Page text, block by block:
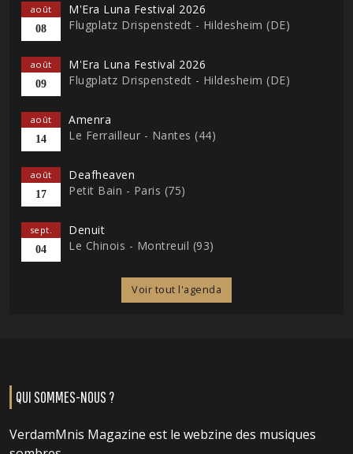
août
08
M'Era Luna Festival 2026
Flugplatz Drispenstedt - Hildesheim (DE)
août
09
M'Era Luna Festival 2026
Flugplatz Drispenstedt - Hildesheim (DE)
août
14
Amenra
Le Ferrailleur - Nantes (44)
août
17
Deafheaven
Petit Bain - Paris (75)
sept.
04
Denuit
Le Chinois - Montreuil (93)
Voir tout l'agenda
QUI SOMMES-NOUS ?
VerdamMnis Magazine est le webzine des musiques